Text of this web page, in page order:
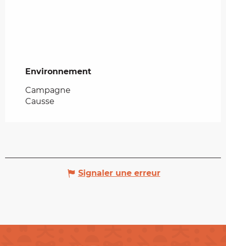
Environnement
Environnement
Campagne
Causse
Signaler une erreur